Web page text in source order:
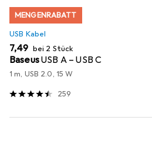
MENGENRABATT
USB Kabel
EUR
7,49 bei 2 Stück
BaseusUSB A – USB C
1 m, USB 2.0, 15 W
259